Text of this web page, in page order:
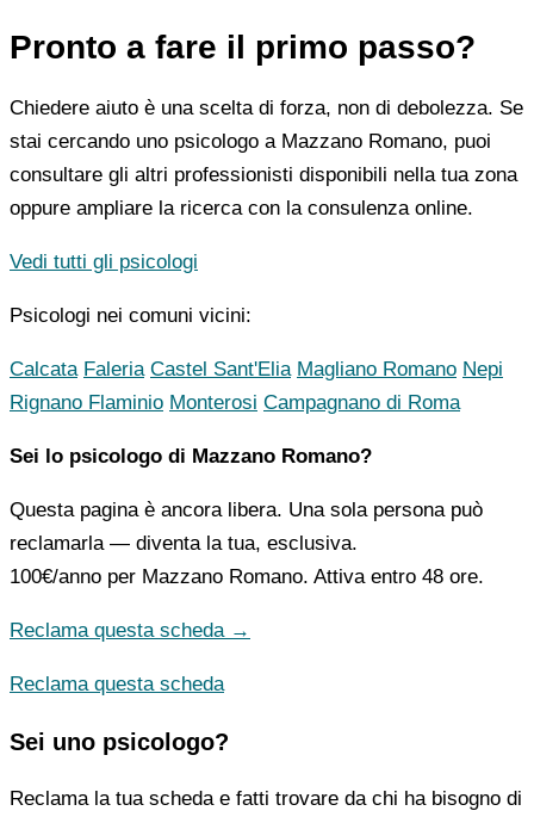
Pronto a fare il primo passo?
Chiedere aiuto è una scelta di forza, non di debolezza. Se
stai cercando uno psicologo a Mazzano Romano, puoi
consultare gli altri professionisti disponibili nella tua zona
oppure ampliare la ricerca con la consulenza online.
Vedi tutti gli psicologi
Psicologi nei comuni vicini:
Calcata Faleria Castel Sant'Elia Magliano Romano Nepi
Rignano Flaminio Monterosi Campagnano di Roma
Sei lo psicologo di Mazzano Romano?
Questa pagina è ancora libera. Una sola persona può
reclamarla — diventa la tua, esclusiva.
100€/anno per Mazzano Romano. Attiva entro 48 ore.
Reclama questa scheda →
Reclama questa scheda
Sei uno psicologo?
Reclama la tua scheda e fatti trovare da chi ha bisogno di